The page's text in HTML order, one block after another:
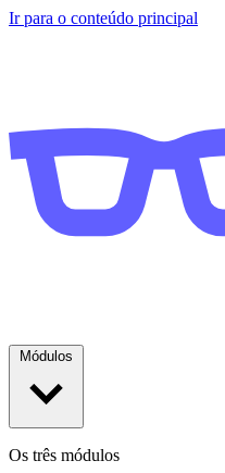
Ir para o conteúdo principal
Os três módulos